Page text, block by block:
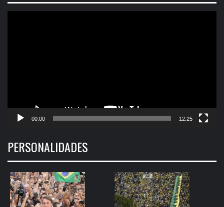
00:00 12:25
PERSONALIDADES